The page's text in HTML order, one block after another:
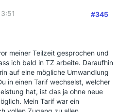
#345
meiner Teilzeit gesprochen und
ich bald in TZ arbeite. Daraufhin
auf eine mögliche Umwandlung
in einen Tarif wechselst, welcher
hat, ist das ja ohne neue
Mein Tarif war ein